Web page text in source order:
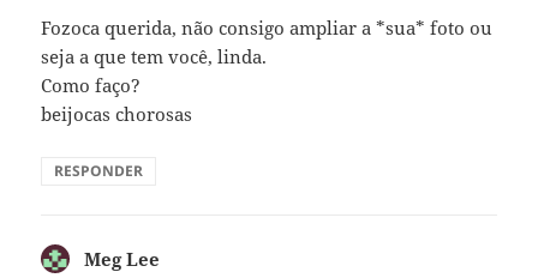
Fozoca querida, não consigo ampliar a *sua* foto ou
seja a que tem você, linda.
Como faço?
beijocas chorosas
RESPONDER
Meg Lee